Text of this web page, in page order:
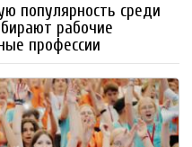
популярность среди
рабочие
профессии